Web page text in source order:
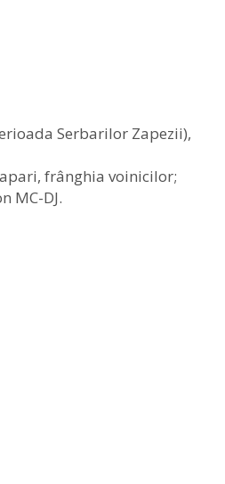
Serbarilor Zapezii),
frânghia voinicilor;
MC-DJ.